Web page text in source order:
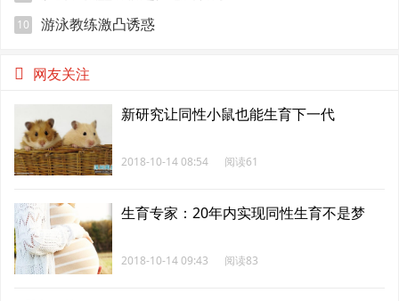
10 游泳教练激凸诱惑
网友关注
新研究让同性小鼠也能生育下一代
2018-10-14 08:54 阅读61
生育专家：20年内实现同性生育不是梦
2018-10-14 09:43 阅读83